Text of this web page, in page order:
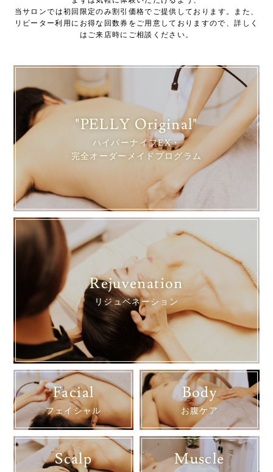
当サロンでは初回限定のみ割引価格でご提供しております。また、
リピーター利用にお得な回数券をご用意しておりますので、詳しく
はご来店時にご相談ください。
"PELLY Original"
ハイパーナイフEX・
完全オーダーメイドプログラム
Rejuvenation
リジュベネーション
Facial
フェイシャル
Body
お腹ケア
Scalp Muscle